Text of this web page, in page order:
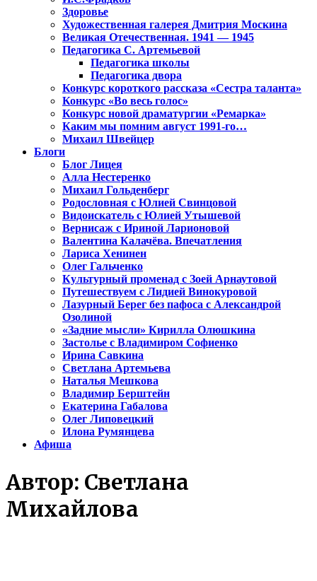
Здоровье
Художественная галерея Дмитрия Москина
Великая Отечественная. 1941 — 1945
Педагогика С. Артемьевой
Педагогика школы
Педагогика двора
Конкурс короткого рассказа «Сестра таланта»
Конкурс «Во весь голос»
Конкурс новой драматургии «Ремарка»
Каким мы помним август 1991-го…
Михаил Швейцер
Блоги
Блог Лицея
Алла Нестеренко
Михаил Гольденберг
Родословная с Юлией Свинцовой
Видоискатель с Юлией Утышевой
Вернисаж с Ириной Ларионовой
Валентина Калачёва. Впечатления
Лариса Хенинен
Олег Гальченко
Культурный променад с Зоей Арнаутовой
Путешествуем с Лидией Винокуровой
Лазурный Берег без пафоса с Александрой
Озолиной
«Задние мысли» Кирилла Олюшкина
Застолье с Владимиром Софиенко
Ирина Савкина
Светлана Артемьева
Наталья Мешкова
Владимир Берштейн
Екатерина Габалова
Олег Липовецкий
Илона Румянцева
Афиша
Автор: Светлана
Михайлова